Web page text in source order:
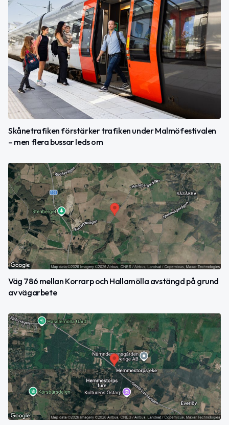
Skånetrafiken förstärker trafiken under Malmöfestivalen
– men flera bussar leds om
Väg 786 mellan Korrarp och Hallamölla avstängd på grund
av vägarbete